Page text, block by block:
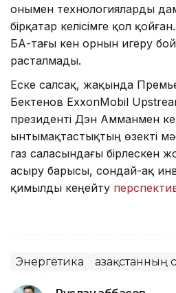
онымен технологияларды
бірқатар келісімге қол
БАҚ-тағы кен орнын игеру
расталмады.
Еске салсақ, жақында
Бектенов ExxonMobil
президенті Дэн Амманмен
ынтымақтастықтың өзекті
газ саласындағы бірлескен
асыру барысы, сондай-ақ
қимылды кеңейту
Энергетика Қазақстанның